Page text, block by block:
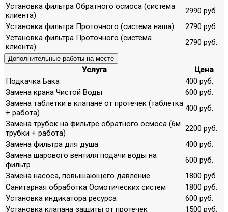
Установка фильтра Обратного осмоса (система
клиента)
2990 руб.
Установка фильтра Проточного (система наша)
2790 руб.
Установка фильтра Проточного (система
клиента)
2790 руб.
Дополнительные работы на месте
Услуга
Цена
Подкачка Бака
400 руб.
Замена крана Чистой Воды
600 руб.
Замена таблетки в клапане от протечек (таблетка
+ работа)
400 руб.
Замена трубок на фильтре обратного осмоса (6м
трубки + работа)
2200 руб.
Замена фильтра для душа
400 руб.
Замена шарового вентиля подачи воды на
фильтр
600 руб.
Замена насоса, повышающего давление
1800 руб.
Санитарная обработка Осмотических систем
1800 руб.
Установка индикатора ресурса
600 руб.
Установка клапана защиты от протечек
1500 руб.